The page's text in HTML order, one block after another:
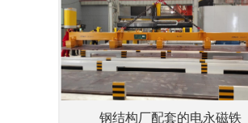
钢结构厂配套的电永磁铁